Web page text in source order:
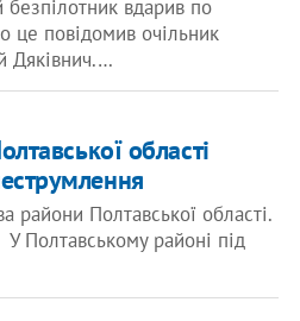
вдарив по
це повідомив очільник
Дяківнич.…
області
райони Полтавської області.
Полтавському районі під